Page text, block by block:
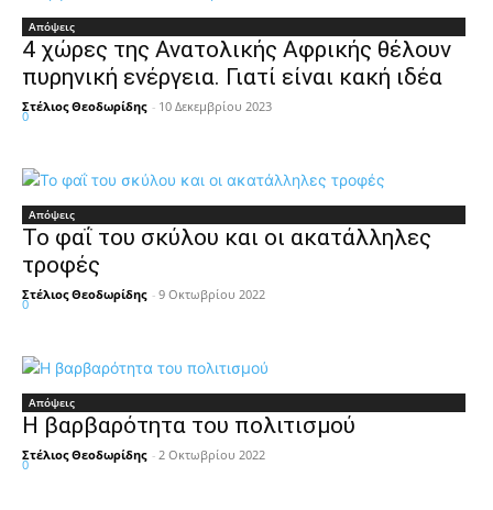
Απόψεις
4 χώρες της Ανατολικής Αφρικής θέλουν
πυρηνική ενέργεια. Γιατί είναι κακή ιδέα
Στέλιος Θεοδωρίδης - 10 Δεκεμβρίου 2023
0
Απόψεις
Το φαΐ του σκύλου και οι ακατάλληλες
τροφές
Στέλιος Θεοδωρίδης - 9 Οκτωβρίου 2022
0
Απόψεις
Η βαρβαρότητα του πολιτισμού
Στέλιος Θεοδωρίδης - 2 Οκτωβρίου 2022
0